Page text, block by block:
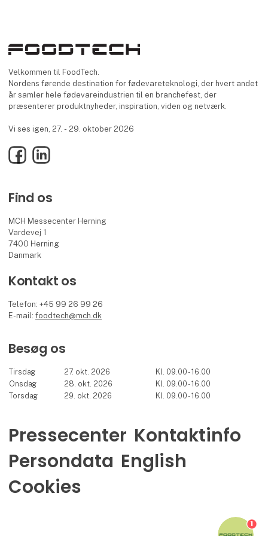
Velkommen til FoodTech.
Nordens førende destination for fødevareteknologi, der hvert andet
år samler hele fødevareindustrien til en branchefest, der
præsenterer produktnyheder, inspiration, viden og netværk.
Vi ses igen, 27. - 29. oktober 2026
FacebookLinkedIn
Find os
MCH Messecenter Herning
Vardevej 1
7400 Herning
Danmark
Kontakt os
Telefon: +45 99 26 99 26
E-mail:foodtech@mch.dk
Besøg os
Tirsdag 27. okt. 2026
Kl. 09.00 - 16.00
Onsdag
28. okt. 2026
Kl. 09.00 - 16.00
Torsdag
29. okt. 2026 Kl. 09.00 - 16.00
Pressecenter Kontaktinfo
Persondata English
Cookies
1